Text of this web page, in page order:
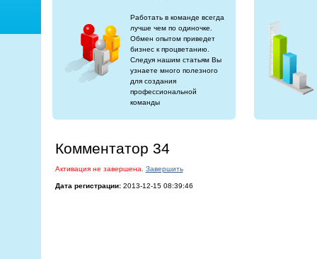
Работать в команде всегда
лучше чем по одиночке.
Обмен опытом приведет
бизнес к процветанию.
Следуя нашим статьям Вы
узнаете много полезного
для создания
профессиональной
команды
Комментатор 34
Активация не завершена. Завершить
Дата регистрации:2013-12-15 08:39:46